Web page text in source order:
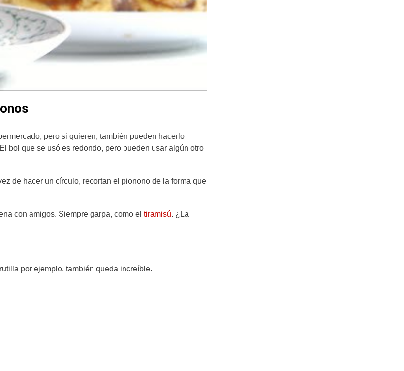
pero si quieren, también pueden hacerlo
bol que se usó es redondo, pero pueden usar algún otro
de hacer un círculo, recortan el pionono de la forma que
con amigos. Siempre garpa, como el tiramisú. ¿La
por ejemplo, también queda increíble.